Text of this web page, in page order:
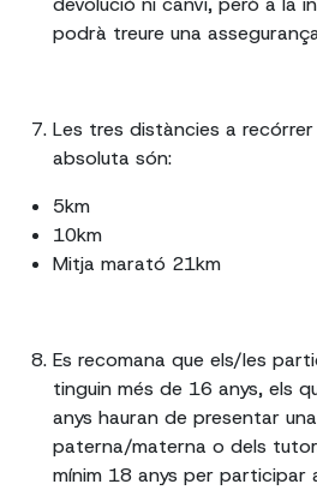
podrà treure una
Les tres distàncies a
absoluta són:
5km
10km
Mitja marató 21km
Es recomana que els/les
tinguin més de 16 anys, els
anys hauran de presentar
paterna/materna o dels
mínim 18 anys per participar